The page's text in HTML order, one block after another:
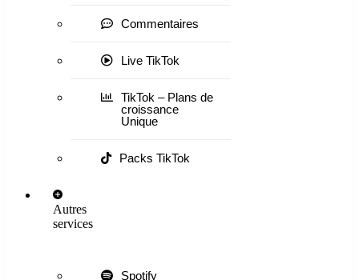
Commentaires
Live TikTok
TikTok – Plans de
croissance
Unique
Packs TikTok
Autres
services
Spotify